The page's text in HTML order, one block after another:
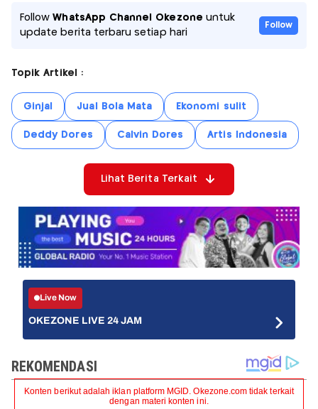
FollowWhatsApp Channel Okezone untuk
update berita terbaru setiap hari
Follow
Topik Artikel :
Ginjal Jual Bola Mata Ekonomi sulit
Deddy Dores Calvin Dores Artis Indonesia
Lihat Berita Terkait
Live Now
OKEZONE LIVE 24 JAM